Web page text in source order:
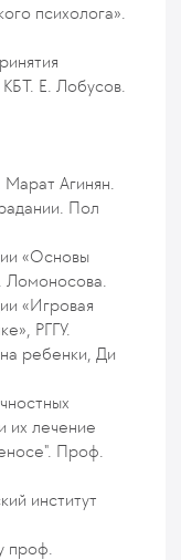
психолога».
Е. Лобусов.
Марат Агинян.
Пол
«Основы
Ломоносова.
«Игровая
РГГУ.
ребенки, Ди
их лечение
Проф.
институт
проф.